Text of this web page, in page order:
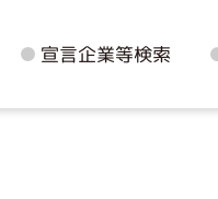
宣言企業等検索